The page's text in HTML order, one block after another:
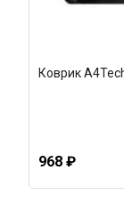
Коврик
968 ₽